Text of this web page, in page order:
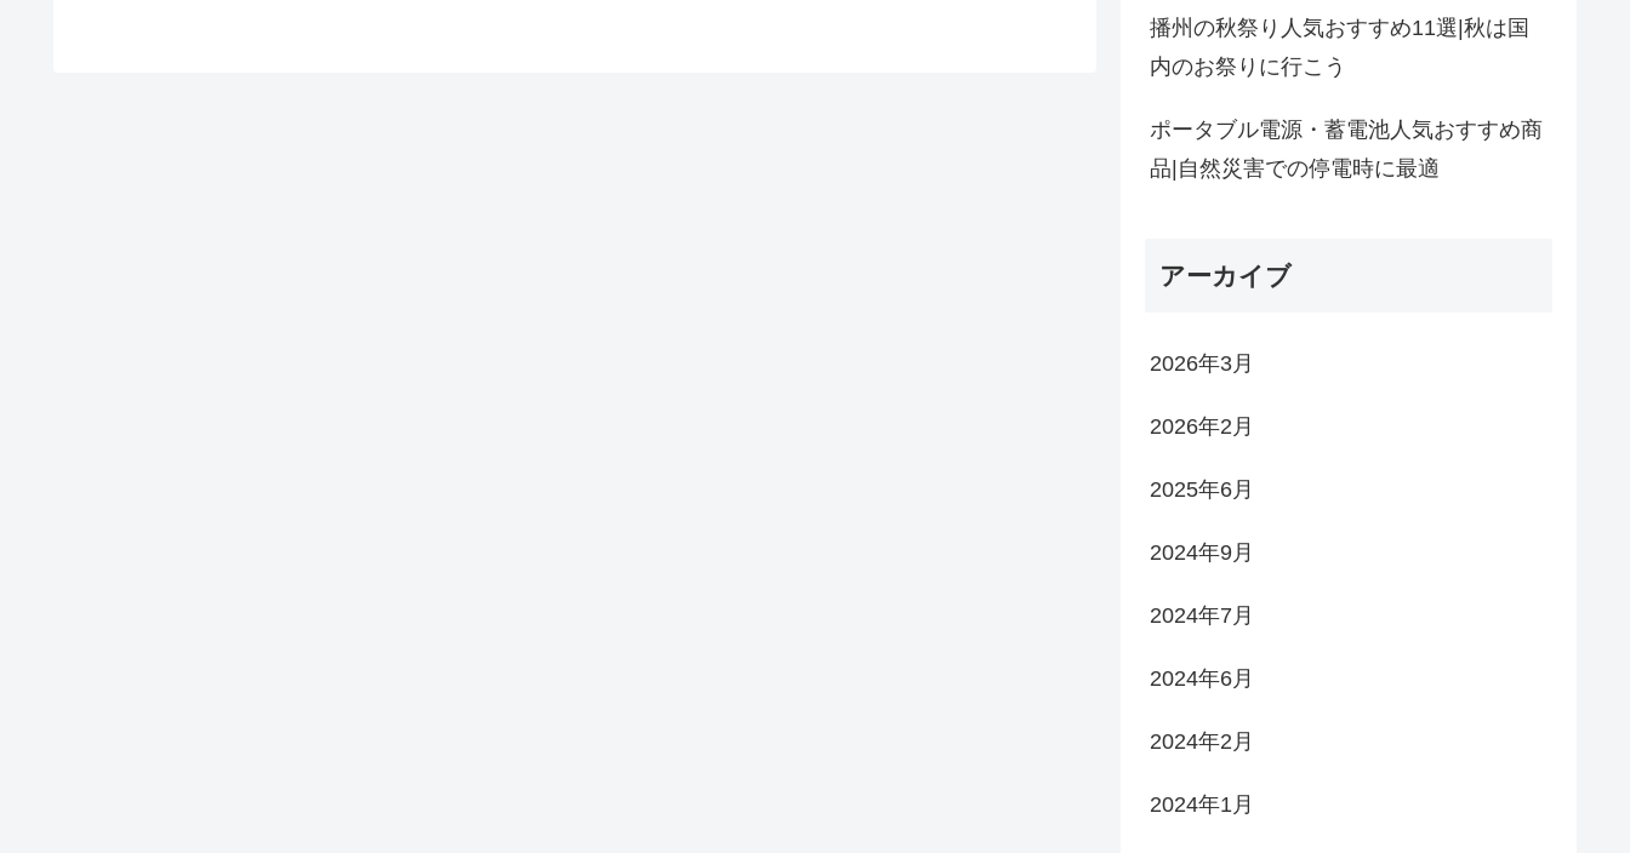
播州の秋祭り人気おすすめ11選|秋は国
内のお祭りに行こう
ポータブル電源・蓄電池人気おすすめ商
品|自然災害での停電時に最適
アーカイブ
2026年3月
2026年2月
2025年6月
2024年9月
2024年7月
2024年6月
2024年2月
2024年1月